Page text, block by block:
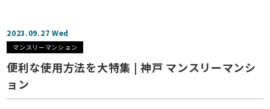
2023.09.27 Wed
マンスリーマンション
便利な使用方法を大特集 | 神戸 マンスリーマンシ
ョン